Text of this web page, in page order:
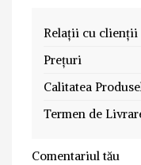
Relații cu clienții
Prețuri
Calitatea
Termen de
Comentariul tău